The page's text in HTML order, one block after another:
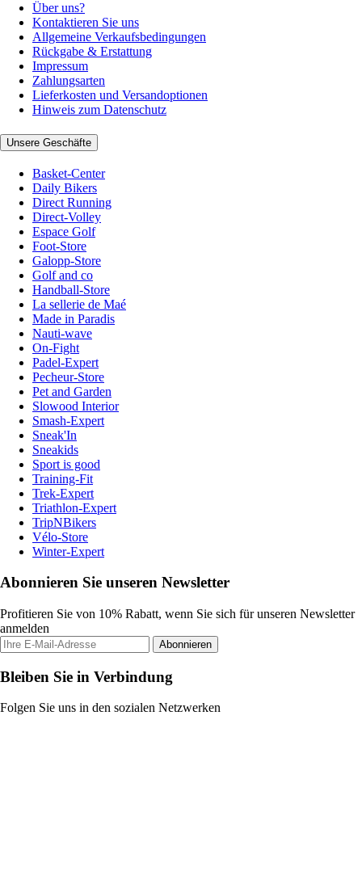
Über uns?
Kontaktieren Sie uns
Allgemeine Verkaufsbedingungen
Rückgabe & Erstattung
Impressum
Zahlungsarten
Lieferkosten und Versandoptionen
Hinweis zum Datenschutz
Unsere Geschäfte
Basket-Center
Daily Bikers
Direct Running
Direct-Volley
Espace Golf
Foot-Store
Galopp-Store
Golf and co
Handball-Store
La sellerie de Maé
Made in Paradis
Nauti-wave
On-Fight
Padel-Expert
Pecheur-Store
Pet and Garden
Slowood Interior
Smash-Expert
Sneak'In
Sneakids
Sport is good
Training-Fit
Trek-Expert
Triathlon-Expert
TripNBikers
Vélo-Store
Winter-Expert
Abonnieren Sie unseren Newsletter
Profitieren Sie von 10% Rabatt, wenn Sie sich für unseren Newsletter
anmelden
Abonnieren
Bleiben Sie in Verbindung
Folgen Sie uns in den sozialen Netzwerken